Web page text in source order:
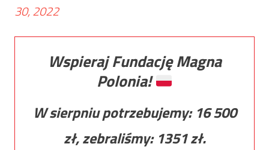
30, 2022
Wspieraj Fundację Magna
Polonia!
W sierpniu potrzebujemy: 16 500
zł, zebraliśmy: 1351zł.